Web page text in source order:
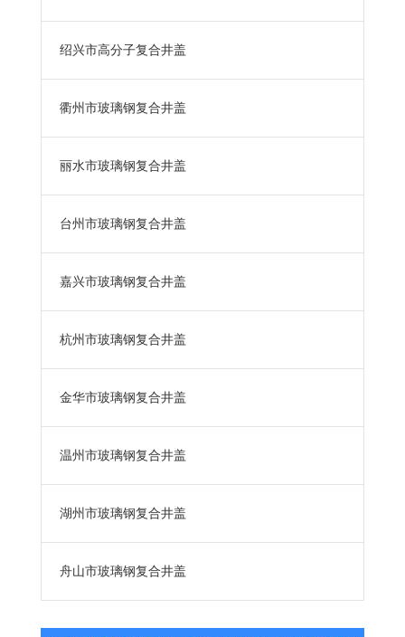
绍兴市高分子复合井盖
衢州市玻璃钢复合井盖
丽水市玻璃钢复合井盖
台州市玻璃钢复合井盖
嘉兴市玻璃钢复合井盖
杭州市玻璃钢复合井盖
金华市玻璃钢复合井盖
温州市玻璃钢复合井盖
湖州市玻璃钢复合井盖
舟山市玻璃钢复合井盖